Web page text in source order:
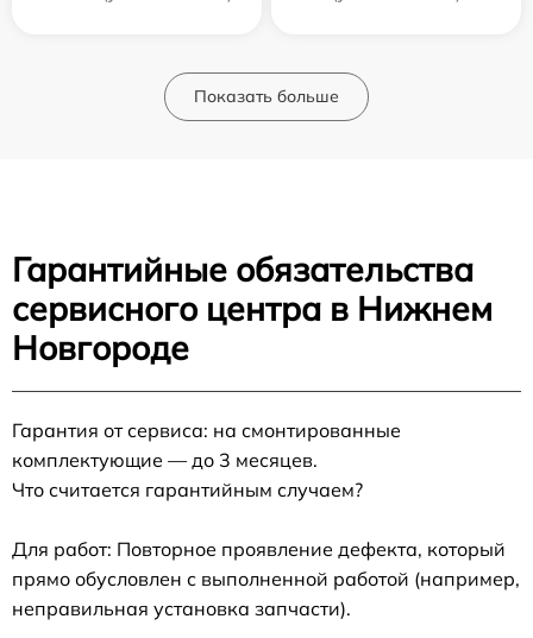
Показать больше
Гарантийные обязательства
сервисного центра в Нижнем
Новгороде
Гарантия от сервиса: на смонтированные
комплектующие — до 3 месяцев.
Что считается гарантийным случаем?
Для работ: Повторное проявление дефекта, который
прямо обусловлен с выполненной работой (например,
неправильная установка запчасти).